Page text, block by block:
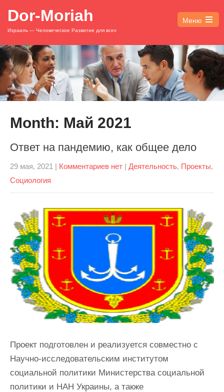
Dor-Moriah
Израиль — Человеческое Развитие для всех
Меню
Open
main
menu
Month: Май 2021
Ответ на пандемию, как общее дело
29 мая, 2021 | Комментариев нет | Деятельность, Проекты,
Социология
Проект подготовлен и реализуется совместно с
Научно-исследовательским институтом
социальной политики Министерства социальной
политики и НАН Украины, а также